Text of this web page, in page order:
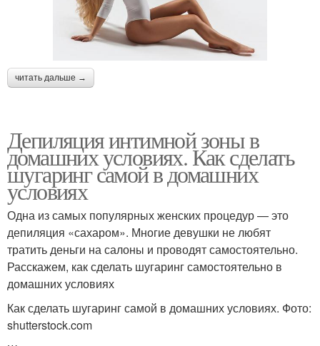
читать дальше →
Депиляция интимной зоны в
домашних условиях. Как сделать
шугаринг самой в домашних
условиях
Одна из самых популярных женских процедур — это
депиляция «сахаром». Многие девушки не любят
тратить деньги на салоны и проводят самостоятельно.
Расскажем, как сделать шугаринг самостоятельно в
домашних условиях
Как сделать шугаринг самой в домашних условиях. Фото:
shutterstock.com